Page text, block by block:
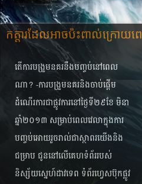
កត្តារ​ដែល​អាច​ប៉ះ​ពាល់​ក្រោយ​
តើ​ការ​បង្រួម​នគរ​​នឹង​បញ្ចប់​នៅ​ពេល​
ណា? -ការ​បង្រួម​នគរ​និង​ចាប់​ផ្ដើម​
ដំណើរ​ការ​ជា​ផ្លូវ​ការ​នៅ​ថ្ងៃ​ទី​២៩​ខែ​ មិនា​
ឆ្នាំ​២០១៣ សម្រាប់​ពេល​វេលា​ក្នុង​ការ​
បញ្ចប់​អោយ​រួច​រាល់​ជា​ស្ថាពរ​យើង​និង​
ជម្រាប​ ជូន​នៅ​លើ​គេហទំព័រ​​​របស់​
និស្ស័យ​ស្នេហ៍​ដាវ​ទេព ទំព័រ​ហ្វេសប៊ុក​ផ្លូវ